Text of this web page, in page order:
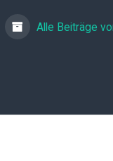
Alle Beiträge